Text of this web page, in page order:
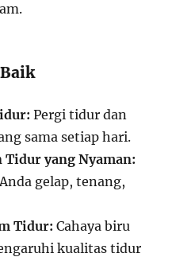
Pergi tidur dan
sama setiap hari.
yang Nyaman:
gelap, tenang,
Tidur: Cahaya biru
kualitas tidur